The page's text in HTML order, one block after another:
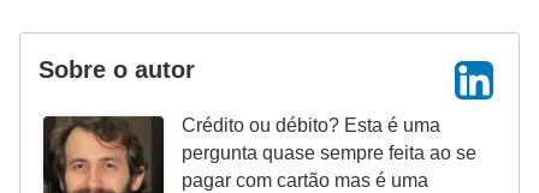
Sobre o autor
Crédito ou débito? Esta é uma
pergunta quase sempre feita ao se
pagar com cartão mas é uma
e
t
o